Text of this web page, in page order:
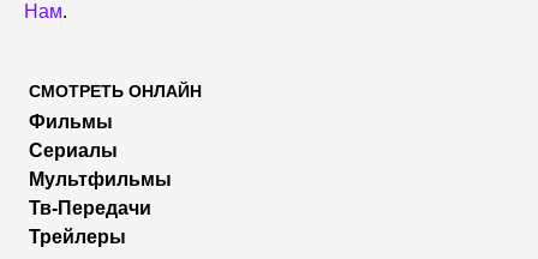
Нам.
СМОТРЕТЬ ОНЛАЙН
Фильмы
Сериалы
Мультфильмы
Тв-Передачи
Трейлеры